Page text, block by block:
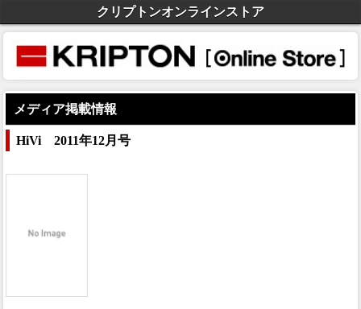
クリプトンオンラインストア
メディア掲載情報
HiVi 2011年12月号